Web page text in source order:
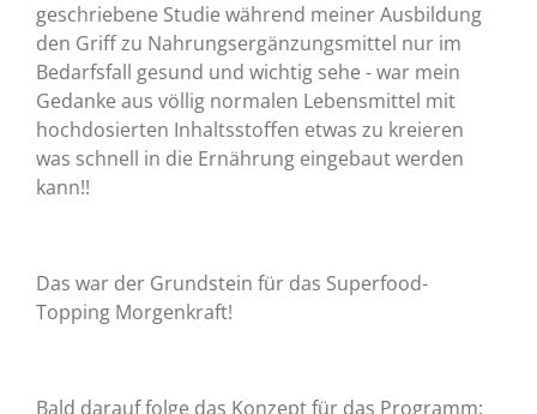
geschriebene Studie während meiner Ausbildung
den Griff zu Nahrungsergänzungsmittel nur im
Bedarfsfall gesund und wichtig sehe - war mein
Gedanke aus völlig normalen Lebensmittel mit
hochdosierten Inhaltsstoffen etwas zu kreieren
was schnell in die Ernährung eingebaut werden
kann!!
Das war der Grundstein für das Superfood-
Topping Morgenkraft!
Bald darauf folge das Konzept für das Programm: